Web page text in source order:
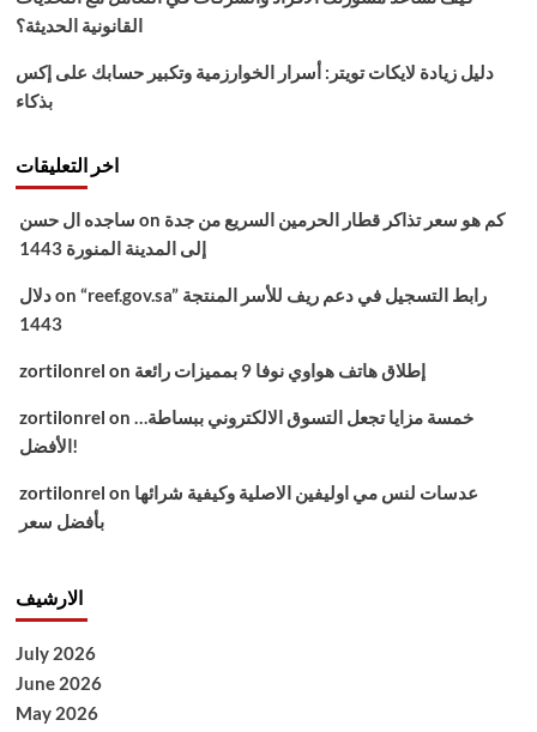
القانونية الحديثة؟
دليل زيادة لايكات تويتر: أسرار الخوارزمية وتكبير حسابك على إكس
بذكاء
اخر التعليقات
ساجده ال حسن on كم هو سعر تذاكر قطار الحرمين السريع من جدة
إلى المدينة المنورة 1443
دلالon “reef.gov.sa” رابط التسجيل في دعم ريف للأسر المنتجة
1443
zortilonrel on إطلاق هاتف هواوي نوفا 9 بمميزات رائعة
zortilonrel on خمسة مزايا تجعل التسوق الالكتروني ببساطة…
الأفضل!
zortilonrel on عدسات لنس مي اوليفين الاصلية وكيفية شرائها
بأفضل سعر
الارشيف
July 2026
June 2026
May 2026